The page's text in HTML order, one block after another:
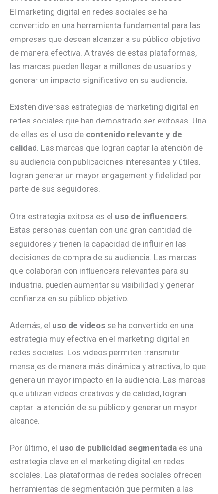
El marketing digital en redes sociales se ha
convertido en una herramienta fundamental para las
empresas que desean alcanzar a su público objetivo
de manera efectiva. A través de estas plataformas,
las marcas pueden llegar a millones de usuarios y
generar un impacto significativo en su audiencia.
Existen diversas estrategias de marketing digital en
redes sociales que han demostrado ser exitosas. Una
de ellas es el uso de contenido relevante y de
calidad. Las marcas que logran captar la atención de
su audiencia con publicaciones interesantes y útiles,
logran generar un mayor engagement y fidelidad por
parte de sus seguidores.
Otra estrategia exitosa es el uso de influencers
Estas personas cuentan con una gran cantidad de
seguidores y tienen la capacidad de influir en las
decisiones de compra de su audiencia. Las marcas
que colaboran con influencers relevantes para su
industria, pueden aumentar su visibilidad y generar
confianza en su público objetivo.
Además, el uso de videos se ha convertido en una
estrategia muy efectiva en el marketing digital en
redes sociales. Los videos permiten transmitir
mensajes de manera más dinámica y atractiva, lo que
genera un mayor impacto en la audiencia. Las marcas
que utilizan videos creativos y de calidad, logran
captar la atención de su público y generar un mayor
alcance.
Por último, el uso de publicidad segmentada es una
estrategia clave en el marketing digital en redes
sociales. Las plataformas de redes sociales ofrecen
herramientas de segmentación que permiten a las